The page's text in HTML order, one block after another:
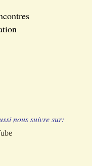
nous suivre sur: